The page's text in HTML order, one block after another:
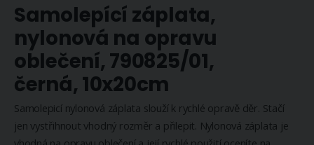
na
začátek
galerie
s
obrázky
Samolepící záplata,
nylonová na opravu
oblečení, 790825/01,
černá, 10x20cm
Samolepicí nylonová záplata slouží k rychlé opravě děr. Stačí
jen vystřihnout vhodný rozměr a přilepit. Nylonová záplata je